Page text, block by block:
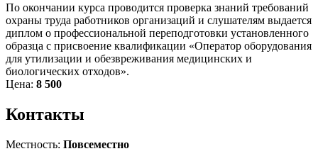
По окончании курса проводится проверка знаний требований
охраны труда работников организаций и слушателям выдается
диплом о профессиональной переподготовки установленного
образца с присвоение квалификации «Оператор оборудования
для утилизации и обезвреживания медицинских и
биологических отходов».
Цена: 8 500
Контакты
Местность: Повсеместно